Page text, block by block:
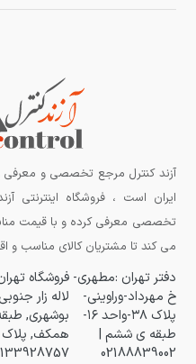
آزند کنترل مرجع تخصصی و معرفی
ایران است ، فروشگاه اینترنتی
تخصصی معرفی کرده و با قیمت
می کند تا مشتریان کالای مناسب و
دفتر تهران :مطهری-
خ مهرداد-وراوینی-
پلاک ۳۸-واحد ۱۶-
طبقه ی ششم |
02188839002
فروشگاه
لاله زار
بوشهری,
همکف, پلاک ۱۶